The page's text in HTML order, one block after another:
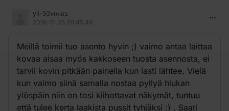
yli-50vmies
2016-11-25 09:45:48
Meillä toimii tuo asento hyvin ;) vaimo antaa laittaa
kovaa aisaa myös kakkoseen tuosta asennosta, ei
tarvii kovin pitkään painella kun lasti lähtee. Vielä
kun vaimo siinä samalla nostaa pyllyä hiukan
ylöspäin niin on tosi kiihottavat näkymät, tuntuu
että tulee kerta laakista pussit tyhjäksi :) . Saati